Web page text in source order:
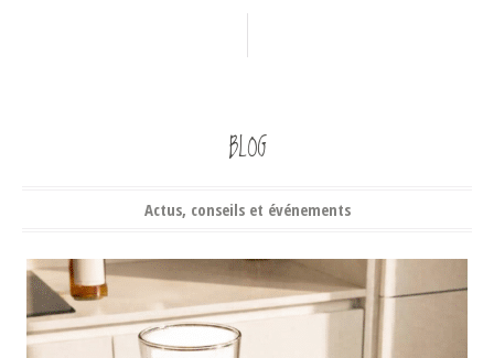
BLOG
Actus, conseils et événements